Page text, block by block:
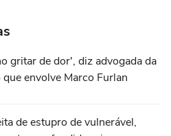
gritar de dor', diz advogada da
envolve Marco Furlan
de estupro de vulnerável,